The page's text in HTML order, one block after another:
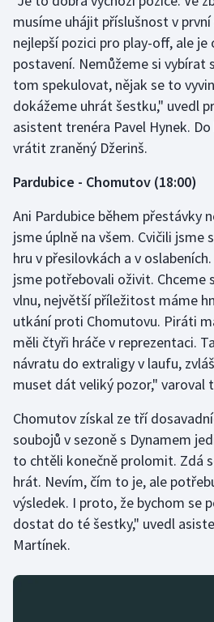
musíme uhájit příslušnost v
nejlepší pozici pro play-off, ale
postavení. Nemůžeme si vybírat
tom spekulovat, nějak se to
dokážeme uhrát šestku," uvedl
asistent trenéra Pavel Hynek.
vrátit zraněný Džerinš.
Pardubice - Chomutov (18:00)
Ani Pardubice během přestávky
jsme úplně na všem. Cvičili jsme
hru v přesilovkách a v
jsme potřebovali oživit. Chceme
vlnu, největší příležitost máme
utkání proti Chomutovu. Piráti
měli čtyři hráče v reprezentaci.
návratu do extraligy v laufu,
muset dát veliký pozor," varoval
Chomutov získal ze tří
soubojů v sezoně s Dynamem
to chtěli konečně prolomit. Zdá
hrát. Nevím, čím to je, ale
výsledek. I proto, že bychom se
dostat do té šestky," uvedl
Martínek.